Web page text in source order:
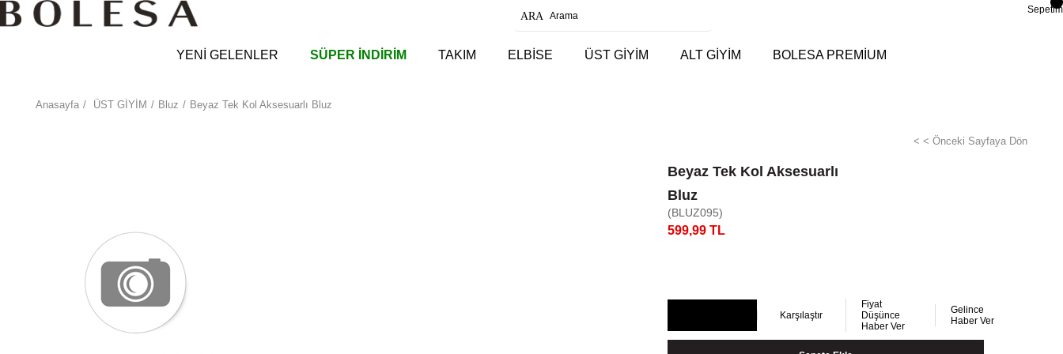
Sepetim
YENİ GELENLER SÜPER İNDİRİM TAKIM ELBİSE ÜST GİYİM ALT GİYİM BOLESA PREMİUM
Anasayfa ÜST GİYİM Bluz Beyaz Tek Kol Aksesuarlı Bluz
< < Önceki Sayfaya Dön
Beyaz Tek Kol Aksesuarlı
Bluz
(BLUZ095)
599,99 TL
Karşılaştır
Fiyat
Düşünce
Haber Ver
Gelince
Haber Ver